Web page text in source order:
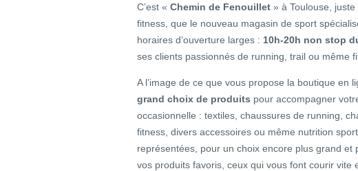
C’est « Chemin de Fenouillet » à Toulouse,
fitness, que le nouveau magasin de sport
horaires d’ouverture larges : 10h-20h non stop
ses clients passionnés de running, trail ou même
A l’image de ce que vous propose la boutique en
grand choix de produits pour accompagner
occasionnelle : textiles, chaussures de running,
fitness, divers accessoires ou même nutrition
représentées, pour un choix encore plus grand
vos produits favoris, ceux qui vous font courir vite